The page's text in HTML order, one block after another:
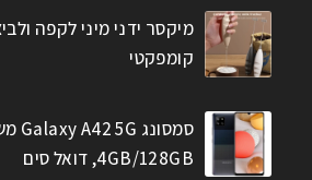
מיקסר ידני מיני לקפה
קומפקטי
4GB/128GB, דואל סים